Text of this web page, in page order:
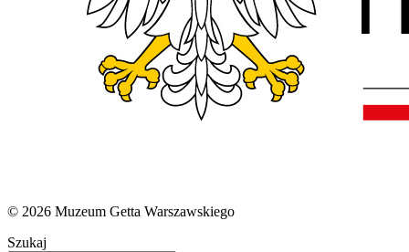
© 2026 Muzeum Getta Warszawskiego
Szukaj